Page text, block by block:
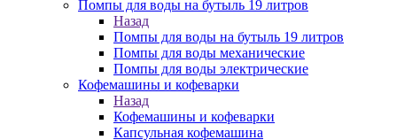
Помпы для воды на бутыль 19 литров
Назад
Помпы для воды на бутыль 19 литров
Помпы для воды механические
Помпы для воды электрические
Кофемашины и кофеварки
Назад
Кофемашины и кофеварки
Капсульная кофемашина